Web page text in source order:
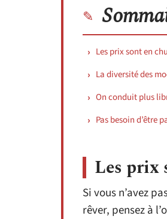
Les prix sont en
La diversité des
On conduit plus
Pas besoin d’être
Les prix
Si vous n’avez
rêver, pensez à